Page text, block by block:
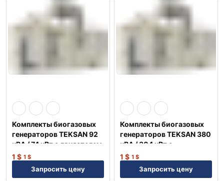
Комплекты биогазовых
генераторов TEKSAN 92
кВА / 74 кВт с двигателем
MAN Немецкий
1 $ 1 $
Запросить цену
Комплекты биогазовых
генераторов TEKSAN 380
кВА / 304 кВт с
двигателем PERKINS
Англия
1 $ 1 $
Запросить цену